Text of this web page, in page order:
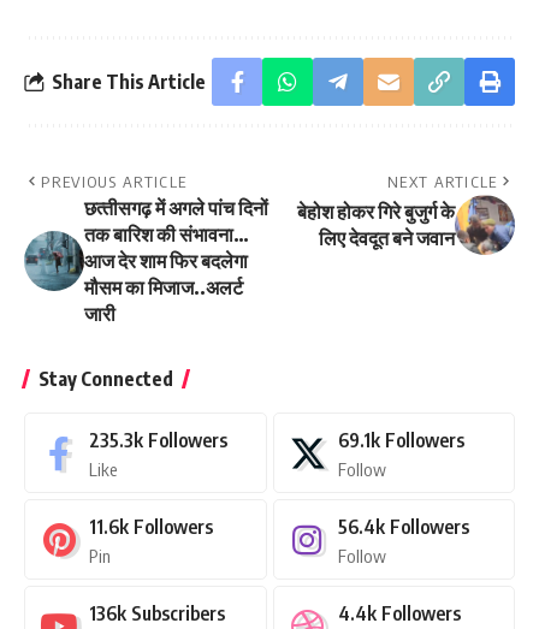
Share This Article
PREVIOUS ARTICLE
छत्‍तीसगढ़ में अगले पांच दिनों
तक बारिश की संभावना…
आज देर शाम फिर बदलेगा
मौसम का मिजाज..अलर्ट
जारी
NEXT ARTICLE
बेहोश होकर गिरे बुजुर्ग के
लिए देवदूत बने जवान
Stay Connected
235.3k Followers
Like
69.1k Followers
Follow
11.6k Followers
Pin
56.4k Followers
Follow
136k Subscribers 4.4k Followers